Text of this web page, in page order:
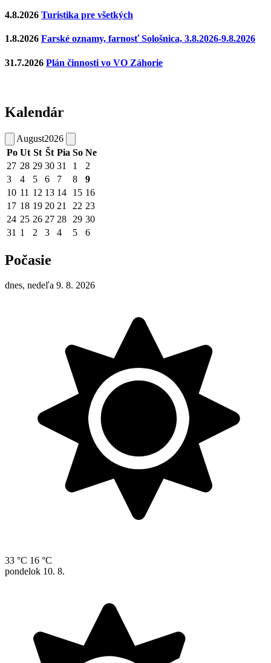
4.8.2026 Turistika pre všetkých
1.8.2026 Farské oznamy, farnosť Sološnica, 3.8.2026-9.8.2026
31.7.2026 Plán činnosti vo VO Záhorie
Kalendár
August2026
Po Ut St Št Pia So Ne
27 28 29 30 31 1
2
3
4 5 6 7 8
9
10 11 12 13 14 15 16
17 18 19 20 21 22 23
24 25 26 27 28 29 30
31 1 2 3 4 5 6
Počasie
dnes, nedeľa 9. 8. 2026
33 °C 16 °C
pondelok 10. 8.